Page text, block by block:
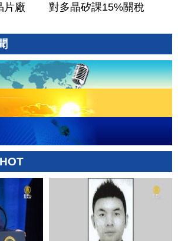
片廠
對多晶矽課15%關稅